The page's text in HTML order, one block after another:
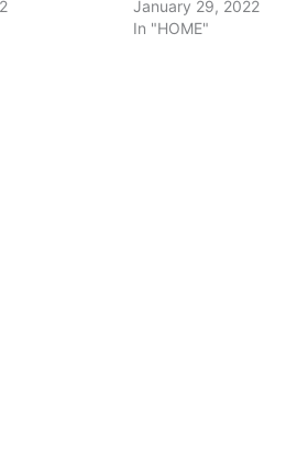
January 29, 2022
In "HOME"